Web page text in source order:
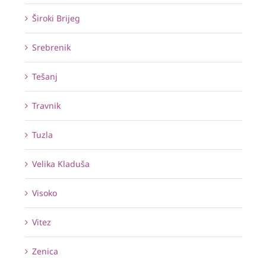
Široki Brijeg
Srebrenik
Tešanj
Travnik
Tuzla
Velika Kladuša
Visoko
Vitez
Zenica